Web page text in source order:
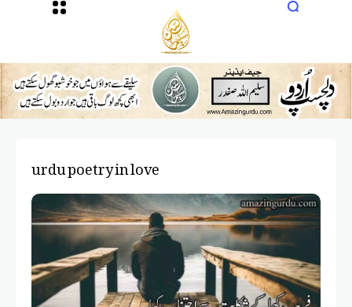
urdu poetry in love